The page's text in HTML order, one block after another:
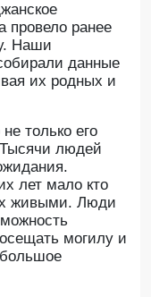
провело ранее
Наши
данные
их родных и
только его
людей
лет мало кто
живыми. Люди
могилу и